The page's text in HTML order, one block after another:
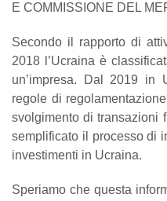
E COMMISSIONE DEL
Secondo il rapporto di
2018 l’Ucraina è
un’impresa. Dal 2019 in
regole di
svolgimento di transazioni
semplificato il processo di
investimenti in Ucraina.
Speriamo che questa